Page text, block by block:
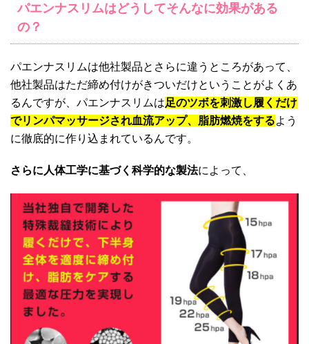
パエンナスリムはどうしてそんなに効果がある
の？
パエンナスリムは他社製品とさらに違うところがあって、
他社製品はただ締め付けがきついだけということがよくあ
るんですが、パエンナスリムは足のツボを刺激し履くだけ
でリンパマッサージされ血流アップ、脂肪燃焼をするよう
に徹底的に作り込まれているんです。
さらに人体工学に基づく科学的な製法によって、